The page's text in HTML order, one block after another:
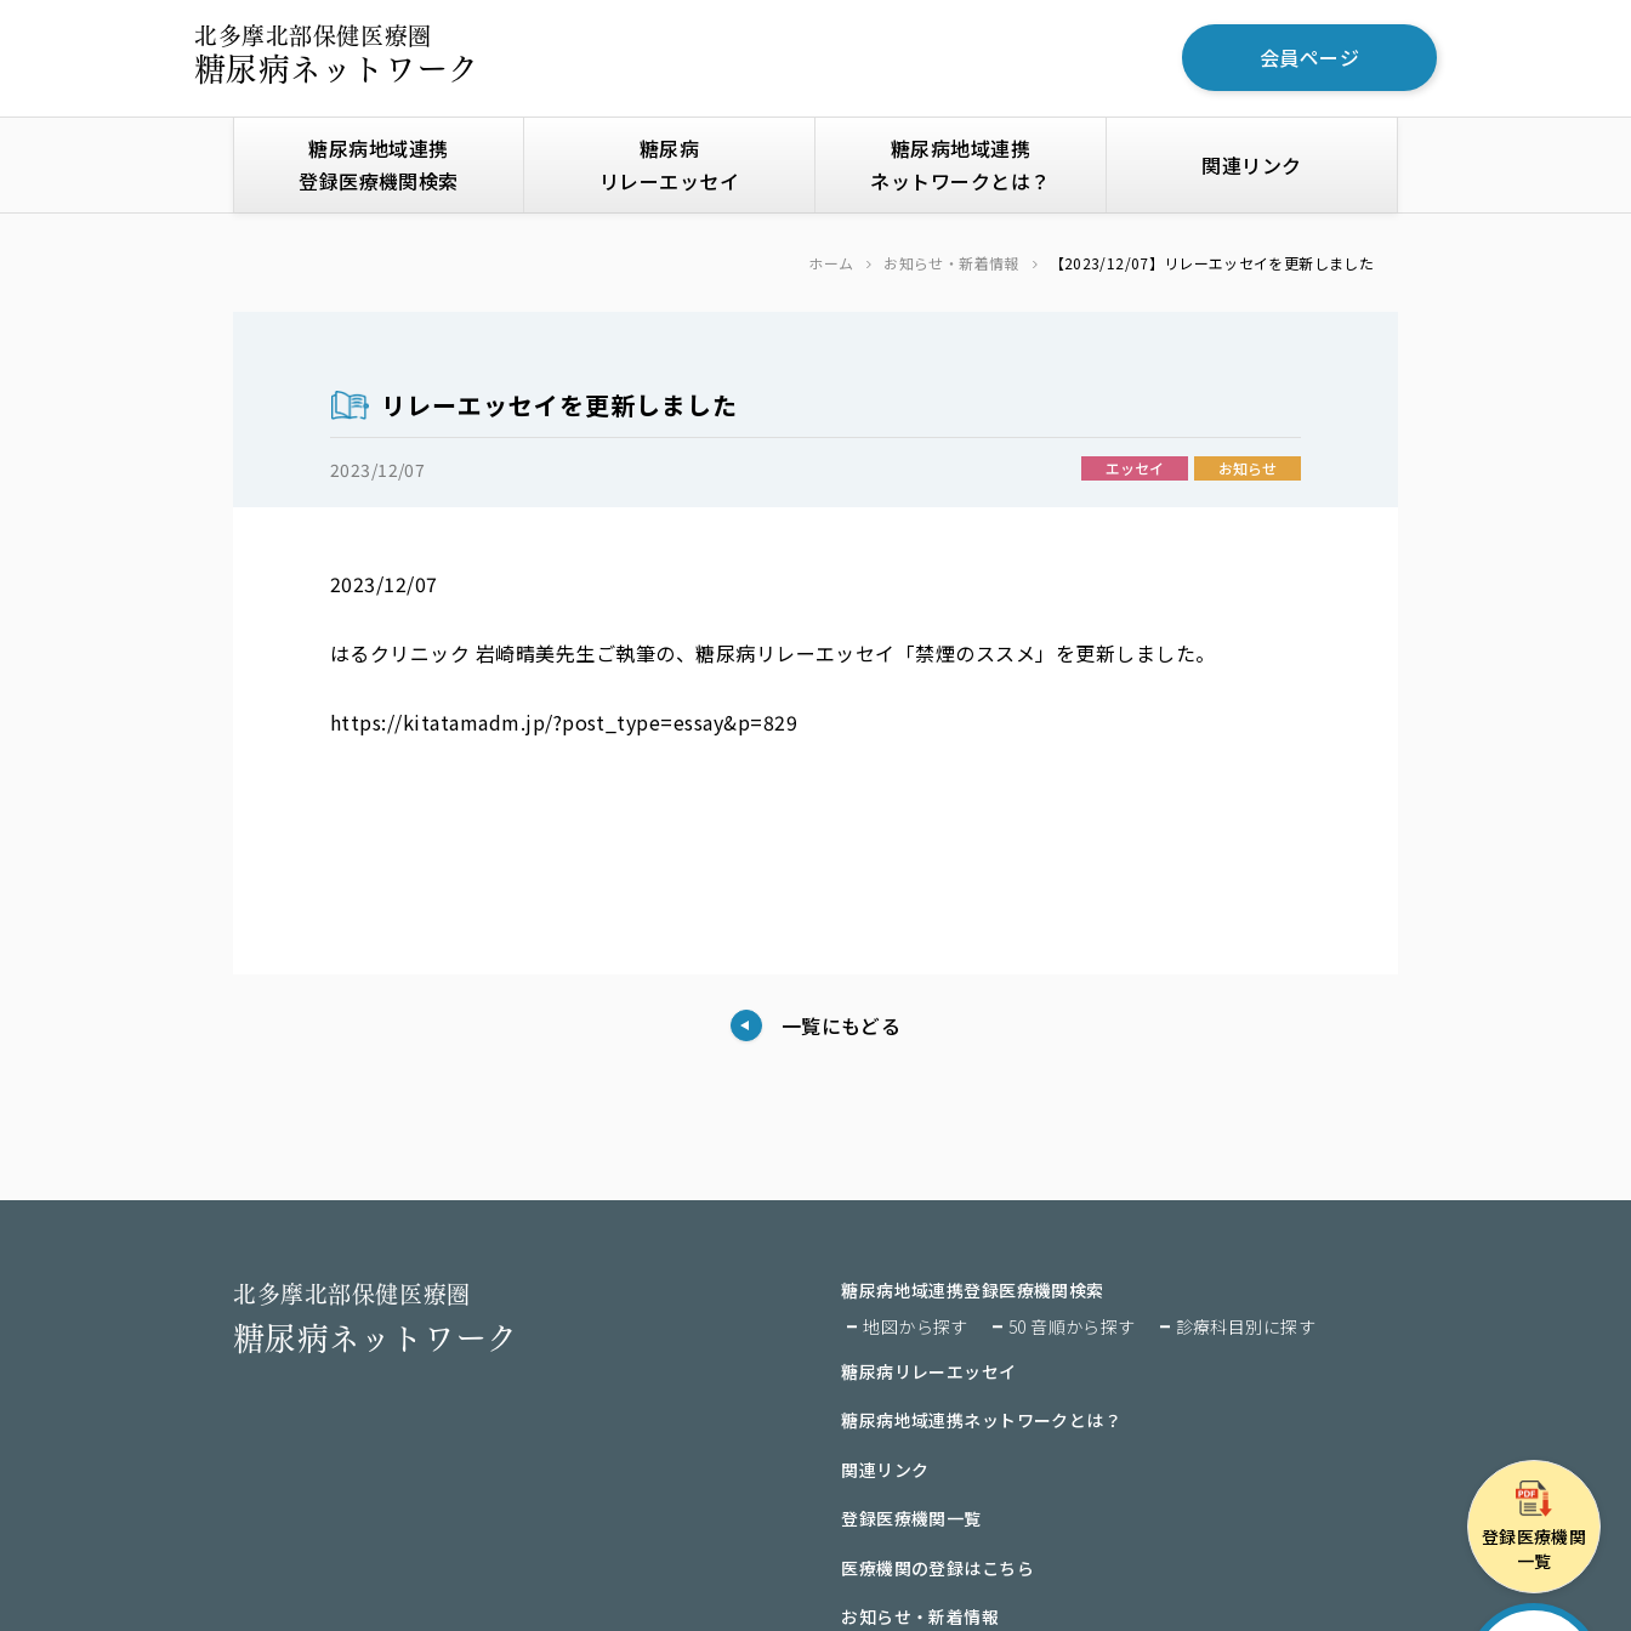
北多摩北部保健医療圏
糖尿病ネットワーク 会員ページ
糖尿病地域連携
登録医療機関検索
糖尿病
リレーエッセイ
糖尿病地域連携
ネットワークとは？
関連リンク
ホーム お知らせ・新着情報 【2023/12/07】リレーエッセイを更新しました
リレーエッセイを更新しました
2023/12/07 エッセイ お知らせ
2023/12/07
はるクリニック 岩崎晴美先生ご執筆の、糖尿病リレーエッセイ「禁煙のススメ」を更新しました。
https://kitatamadm.jp/?post_type=essay&p=829
一覧にもどる
北多摩北部保健医療圏
糖尿病ネットワーク
糖尿病地域連携登録医療機関検索
地図から探す
50 音順から探す
診療科目別に探す
糖尿病リレーエッセイ
糖尿病地域連携ネットワークとは？
関連リンク
登録医療機関一覧
医療機関の登録はこちら
お知らせ・新着情報
登録医療機関
一覧